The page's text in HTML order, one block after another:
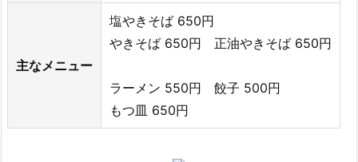
主なメニュー
塩やきそば 650円
やきそば 650円 正油やきそば 650円
ラーメン 550円 餃子 500円
もつ皿 650円